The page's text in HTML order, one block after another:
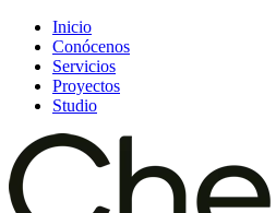
Inicio
Conócenos
Servicios
Proyectos
Studio